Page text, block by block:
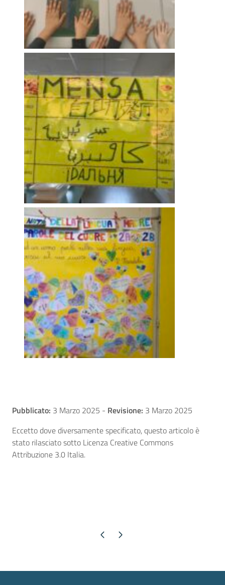
Pubblicato: 3 Marzo 2025 - Revisione: 3 Marzo 2025
Eccetto dove diversamente specificato, questo articolo è
stato rilasciato sotto Licenza Creative Commons
Attribuzione 3.0 Italia.
Pagina precedente
Pagina successiva